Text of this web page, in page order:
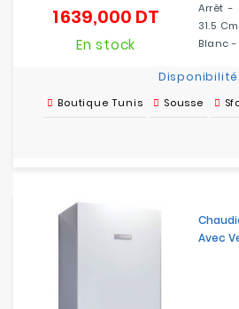
Arrêt -
31.5
Blanc
1 639,000 DT
En stock
Disponibilité
Boutique Tunis Sousse
Avec